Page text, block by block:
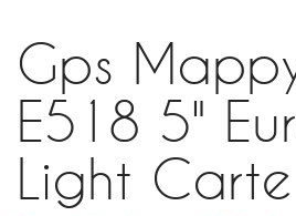
Gps
E518 5"
Light